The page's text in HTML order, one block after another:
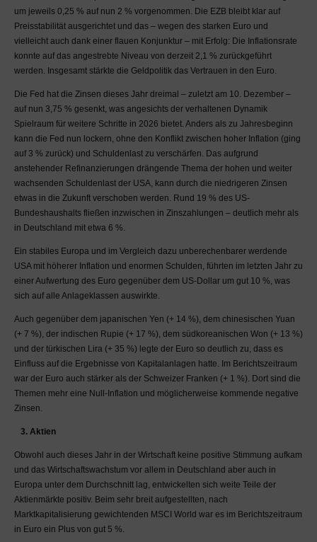
um jeweils 0,25 % auf nun 2 % vorgenommen. Die EZB bleibt klar auf
Preisstabilität ausgerichtet und das – wegen des starken Euro und
vielleicht auch dank einer flauen Konjunktur – mit Erfolg: Die Inflationsrate
konnte auf das angestrebte Niveau von derzeit 2,1 % zurückgeführt
werden. Insgesamt stärkte die Geldpolitik das Vertrauen in den Euro.
Die Fed hat die Zinsen dieses Jahr dreimal – zuletzt am 10. Dezember –
auf nun 3,75 % gesenkt, was angesichts der verhaltenen Dynamik
Spielraum für weitere Schritte in 2026 bietet. Anders als zu Jahresbeginn
kann die Fed nun lockern, ohne den Konflikt zwischen hoher Inflation (ging
auf 3 % zurück) und Schuldenlast zu verschärfen. Das aufgrund
anstehender Refinanzierungen drängende Thema der hohen und weiter
wachsenden Schuldenlast der USA, kann durch die niedrigeren Zinsen
etwas in die Zukunft verschoben werden. Rund 19 % des US-
Bundeshaushalts fließen inzwischen in Zinszahlungen – deutlich mehr als
in Deutschland mit etwa 6 %.
Ein stabiles Europa und im Vergleich dazu unberechenbarer werdende
USA mit höherer Inflation und enormen Schulden, führten im letzten Jahr zu
einer Aufwertung des Euro gegenüber dem US-Dollar um gut 10 %, was
sich auf alle Anlageklassen auswirkte.
Auch gegenüber dem japanischen Yen (+ 14 %), dem chinesischen Yuan
(+ 7 %), der indischen Rupie (+ 17 %), dem südkoreanischen Won (+ 13 %)
und der türkischen Lira (+ 35 %) legte der Euro so deutlich zu, dass es
Einfluss auf die Ergebnisse von Kapitalanlagen hatte. Im Berichtszeitraum
war der Euro auch stärker als der Schweizer Franken (+ 1 %). Dort sind die
Themen mehr eine Null-Inflation und möglicherweise kommende negative
Zinsen.
3. Aktien
Obwohl auch dieses Jahr in der Wirtschaft keine positive Stimmung aufkam
und das Wirtschaftswachstum vor allem in Deutschland aber auch in
Europa unter dem Durchschnitt lag, entwickelten sich weite Teile der
Aktienmärkte positiv. Beim sehr breit aufgestellten, nach
Marktkapitalisierung gewichtenden MSCI World war es im Berichtszeitraum
in Euro ein Plus von gut 5 %.
um eine entsprechende
Information. Mit Verlassen
der Domain madrei.de
endet jegliche
Verantwortlichkeit für
Sie verpflichten sich zur
Einhaltung der im Netz
üblichen Umgangsformen
(Netiquette). Jegliche Art
von persönlichen
Beleidigungen,
Schmähungen,
rechtsradikaler oder
sonstiger radikaler
Diskriminierungen,
Gewaltverherrlichung und
jeglicher anderer
Meinungsäußerungen, die
dazu geeignet sind andere
Menschen in ihrer
Persönlichkeit zu
verletzen, sind zu
unterlassen. Sie nehmen
zur Kenntnis, dass solche
Die im MaDrei-Blog zur
Verfügung gestellten
Informationen sind
urheberrechtlich
geschützt. Eine
kommerzielle Verwendung